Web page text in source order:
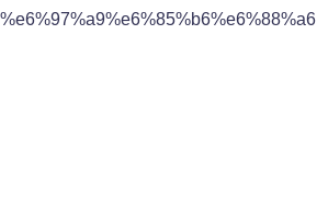
%e6%97%a9%e6%85%b6%e6%88%a6